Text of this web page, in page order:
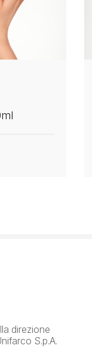
direzione
S.p.A.